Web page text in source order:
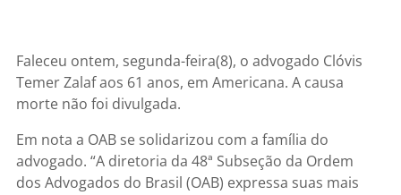
Faleceu ontem, segunda-feira(8), o advogado Clóvis
Temer Zalaf aos 61 anos, em Americana. A causa
morte não foi divulgada.
Em nota a OAB se solidarizou com a família do
advogado. “A diretoria da 48ª Subseção da Ordem
dos Advogados do Brasil (OAB) expressa suas mais